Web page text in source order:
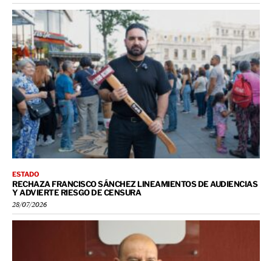
ESTADO
RECHAZA FRANCISCO SÁNCHEZ LINEAMIENTOS DE AUDIENCIAS
Y ADVIERTE RIESGO DE CENSURA
28/07/2026